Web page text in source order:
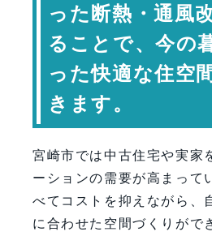
リノベーション
コストと資産価値の考
専門家コメント
まとめ：宮崎市で暮
FAQ（よくある質問）
【会社情報・お問い合
った断熱・通風
ることで、今の
った快適な住空
きます。
宮崎市では中古住宅や実家
ーションの需要が高まって
べてコストを抑えながら、
に合わせた空間づくりがで